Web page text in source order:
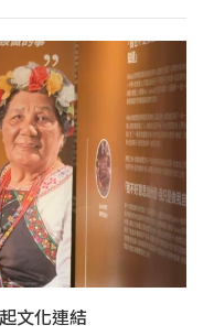
文化連結